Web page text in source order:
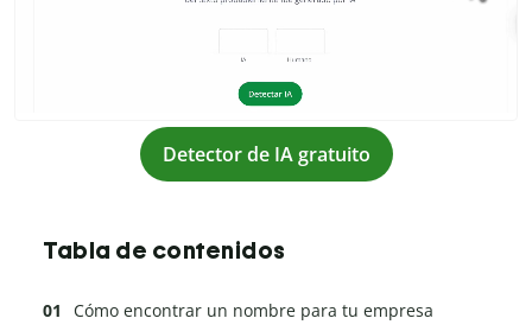
Detector de IA gratuito
Tabla de contenidos
Cómo encontrar un nombre para tu empresa